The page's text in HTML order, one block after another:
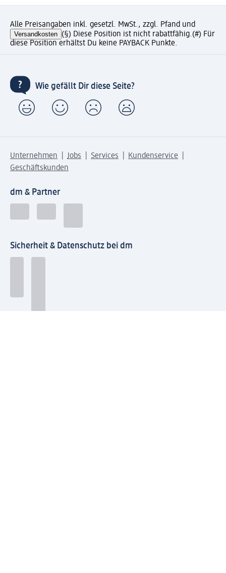
Alle Preisangaben inkl. gesetzl. MwSt., zzgl. Pfand und
Versandkosten (§) Diese Position ist nicht rabattfähig.(#) Für
diese Position erhältst Du keine PAYBACK Punkte.
Wie gefällt Dir diese Seite?
Unternehmen Jobs Services
Kundenservice
Geschäftskunden
dm & Partner
Sicherheit & Datenschutz bei dm